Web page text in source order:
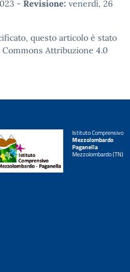
- Revisione: venerdì, 26
questo articolo è stato
Attribuzione 4.0
Istituto Comprensivo
Mezzolombardo
Paganella
Mezzolombardo (TN)